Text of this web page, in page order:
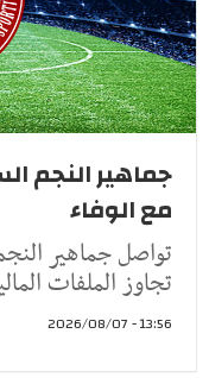
جماهير النجم
مع الوفاء
تواصل جماهير
تجاوز الملفات
13:56 - 2026/08/07